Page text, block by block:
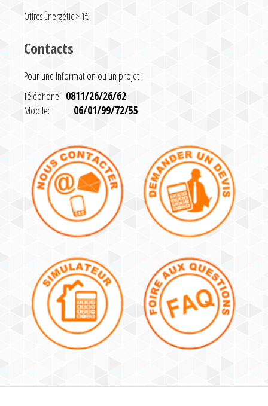
Offres Énergétic > 1€
Contacts
Pour une information ou un projet :
Téléphone: 0811/26/26/62
Mobile:
06/01/99/72/55